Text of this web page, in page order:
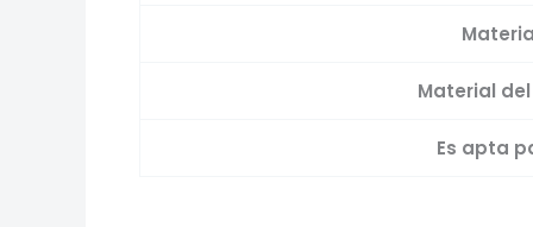
Material
Es apta